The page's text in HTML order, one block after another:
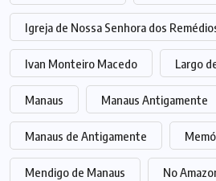
Igreja de Nossa Senhora dos
Ivan Monteiro Macedo Largo
Manaus Manaus Antigamente
Manaus de Antigamente
Mendigo de Manaus No